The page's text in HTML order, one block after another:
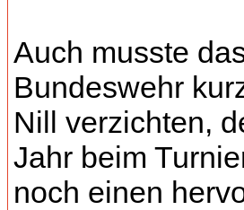
Auch musste
Bundeswehr
Nill verzichten,
Jahr beim
noch einen